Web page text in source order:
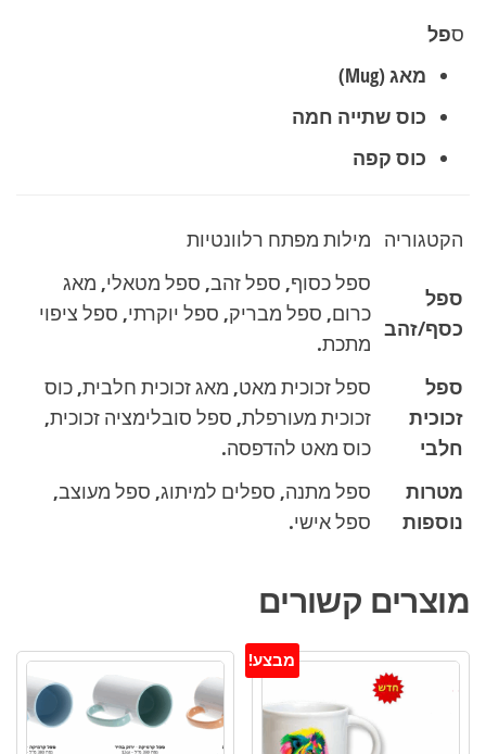
ספל
מאג (Mug)
כוס שתייה חמה
כוס קפה
הקטגוריה מילות מפתח רלוונטיות
ספל
כסף/זהב
ספל כסוף, ספל זהב, ספל מטאלי, מאג
כרום, ספל מבריק, ספל יוקרתי, ספל ציפוי
מתכת.
ספל
זכוכית
חלבי
ספל זכוכית מאט, מאג זכוכית חלבית, כוס
זכוכית מעורפלת, ספל סובלימציה זכוכית,
כוס מאט להדפסה.
מטרות
נוספות
ספל מתנה, ספלים למיתוג, ספל מעוצב,
ספל אישי.
מוצרים קשורים
מבצע!